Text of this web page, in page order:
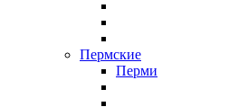
Пермские
Перми